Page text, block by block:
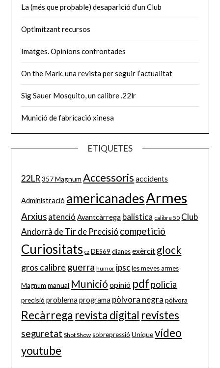
La (més que probable) desaparició d’un Club
Optimitzant recursos
Imatges. Opinions confrontades
On the Mark, una revista per seguir l’actualitat
Sig Sauer Mosquito, un calibre .22lr
Munició de fabricació xinesa
ETIQUETES
22LR 357 Magnum Accessoris accidents
Administració americanadesArmes
Arxius atenció Avantcàrrega balistica calibre 50 Club
Andorrà de Tir de Precisió competició
Curiositats cz DES69 dianes exèrcit glock
gros calibre guerra humor ipsc les meves armes
Magnum manual Munició opinió pdf policia
precisió problema programa pòlvora negra pólvora
Recàrrega revista digital revistes
seguretat Shot Show sobrepressió Unique vídeo
youtube